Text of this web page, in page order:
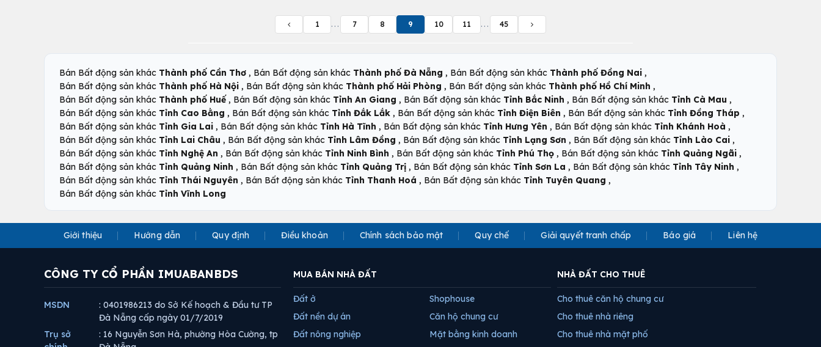
1 ... 7 8 9 10 11 ... 45
Bán Bất động sản khác Thành phố Cần Thơ , Bán Bất động sản khác Thành phố Đà Nẵng , Bán Bất động sản khác Thành phố Đồng Nai ,
Bán Bất động sản khác Thành phố Hà Nội , Bán Bất động sản khác Thành phố Hải Phòng , Bán Bất động sản khác Thành phố Hồ Chí Minh ,
Bán Bất động sản khác Thành phố Huế , Bán Bất động sản khác Tỉnh An Giang , Bán Bất động sản khác Tỉnh Bắc Ninh , Bán Bất động sản khác Tỉnh Cà Mau ,
Bán Bất động sản khác Tỉnh Cao Bằng , Bán Bất động sản khác Tỉnh Đắk Lắk , Bán Bất động sản khác Tỉnh Điện Biên , Bán Bất động sản khác Tỉnh Đồng Tháp ,
Bán Bất động sản khác Tỉnh Gia Lai , Bán Bất động sản khác Tỉnh Hà Tĩnh , Bán Bất động sản khác Tỉnh Hưng Yên , Bán Bất động sản khác Tỉnh Khánh Hoà ,
Bán Bất động sản khác Tỉnh Lai Châu , Bán Bất động sản khác Tỉnh Lâm Đồng , Bán Bất động sản khác Tỉnh Lạng Sơn , Bán Bất động sản khác Tỉnh Lào Cai ,
Bán Bất động sản khác Tỉnh Nghệ An , Bán Bất động sản khác Tỉnh Ninh Bình , Bán Bất động sản khác Tỉnh Phú Thọ , Bán Bất động sản khác Tỉnh Quảng Ngãi ,
Bán Bất động sản khác Tỉnh Quảng Ninh , Bán Bất động sản khác Tỉnh Quảng Trị , Bán Bất động sản khác Tỉnh Sơn La , Bán Bất động sản khác Tỉnh Tây Ninh ,
Bán Bất động sản khác Tỉnh Thái Nguyên , Bán Bất động sản khác Tỉnh Thanh Hoá , Bán Bất động sản khác Tỉnh Tuyên Quang ,
Bán Bất động sản khác Tỉnh Vĩnh Long
Giới thiệu Hướng dẫn Quy định Điều khoản Chính sách bảo mật Quy chế Giải quyết tranh chấp Báo giá Liên hệ
CÔNG TY CỔ PHẦN IMUABANBDS
MSDN
: 0401986213 do Sở Kế hoạch & Đầu tư TP
Đà Nẵng cấp ngày 01/7/2019
Trụ sở
: 16 Nguyễn Sơn Hà, phường Hòa Cường, tp
MUA BÁN NHÀ ĐẤT
Đất ở
Đất nền dự án
Đất nông nghiệp
Shophouse
Căn hộ chung cư
Mặt bằng kinh doanh
NHÀ ĐẤT CHO THUÊ
Cho thuê căn hộ chung cư
Cho thuê nhà riêng
Cho thuê nhà mặt phố